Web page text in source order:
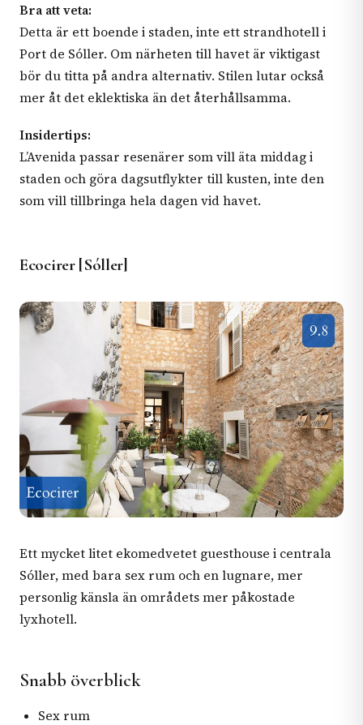
Bra att veta:
Detta är ett boende i staden, inte ett strandhotell i
Port de Sóller. Om närheten till havet är viktigast
bör du titta på andra alternativ. Stilen lutar också
mer åt det eklektiska än det återhållsamma.
Insidertips:
L’Avenida passar resenärer som vill äta middag i
staden och göra dagsutflykter till kusten, inte den
som vill tillbringa hela dagen vid havet.
Ecocirer [Sóller]
Ett mycket litet ekomedvetet guesthouse i centrala
Sóller, med bara sex rum och en lugnare, mer
personlig känsla än områdets mer påkostade
lyxhotell.
Snabb överblick
Sex rum